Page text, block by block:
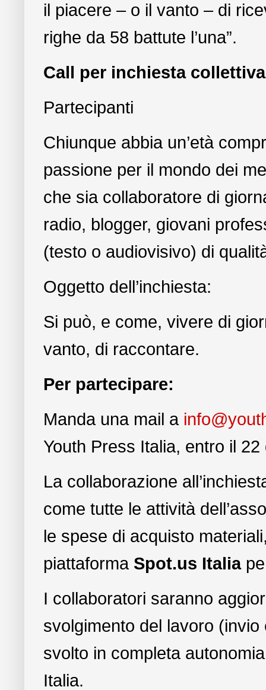
il piacere – o il vanto – di
righe da 58 battute l’una”.
Call per inchiesta collettiva
Partecipanti
Chiunque abbia un’età
passione per il mondo dei
che sia collaboratore di
radio, blogger, giovani
(testo o audiovisivo) di
Oggetto dell’inchiesta:
Si può, e come, vivere di
vanto, di raccontare.
Per partecipare:
Manda una mail a
Youth Press Italia, entro il
La collaborazione
come tutte le attività
le spese di acquisto
piattaforma Spot.us Italia
I collaboratori saranno
svolgimento del lavoro
svolto in completa
Italia.